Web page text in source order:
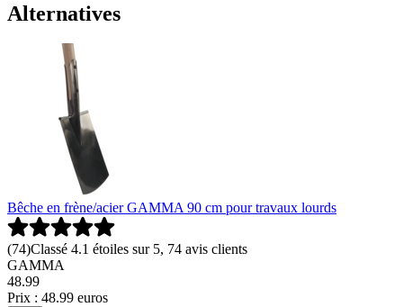
Alternatives
Bêche en frène/acier GAMMA 90 cm pour travaux lourds
(74)Classé 4.1 étoiles sur 5, 74 avis clients
GAMMA
48.99
Prix : 48.99 euros